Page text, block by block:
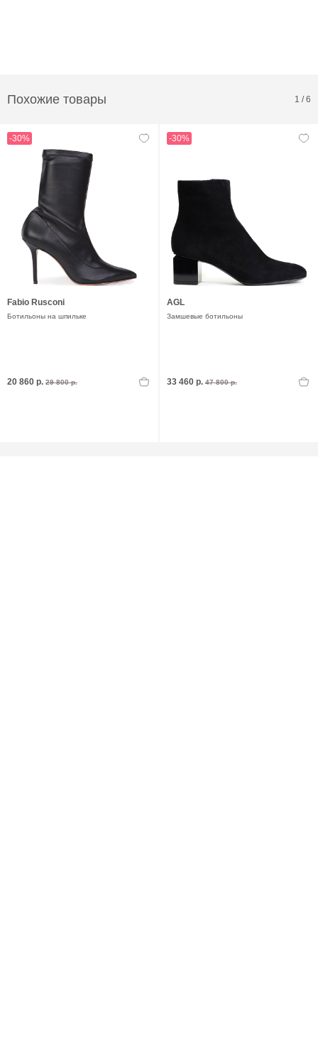
Похожие товары 1 /6
-30%
Fabio Rusconi
Ботильоны на шпильке
20 860 р. 29 800 р.
-30%
AGL
Замшевые ботильоны
33 460 р. 47 800 р.